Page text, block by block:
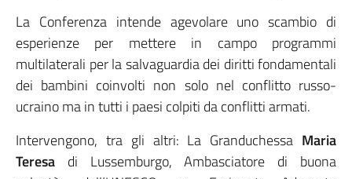
La Conferenza intende agevolare uno scambio di
esperienze per mettere in campo programmi
multilaterali per la salvaguardia dei diritti fondamentali
dei bambini coinvolti non solo nel conflitto russo-
ucraino ma in tutti i paesi colpiti da conflitti armati.
Intervengono, tra gli altri: La Granduchessa Maria
Teresa di Lussemburgo, Ambasciatore di buona